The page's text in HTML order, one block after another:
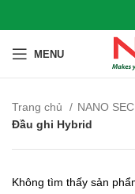
MENU
Trang chủ NANO
Đầu ghi Hybrid
Không tìm thấy sản